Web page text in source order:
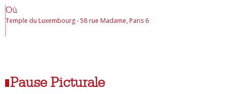
Où
Temple du Luxembourg - 58 rue Madame, Paris 6
Pause Picturale